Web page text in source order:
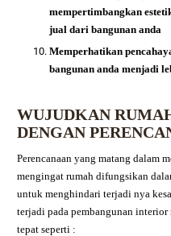
mempertimbangkan
jual dari bangunan anda
Memperhatikan
bangunan anda menjadi
WUJUDKAN
DENGAN
Perencanaan yang matang dalam
mengingat rumah difungsikan
untuk menghindari terjadi nya
terjadi pada pembangunan
tepat seperti :